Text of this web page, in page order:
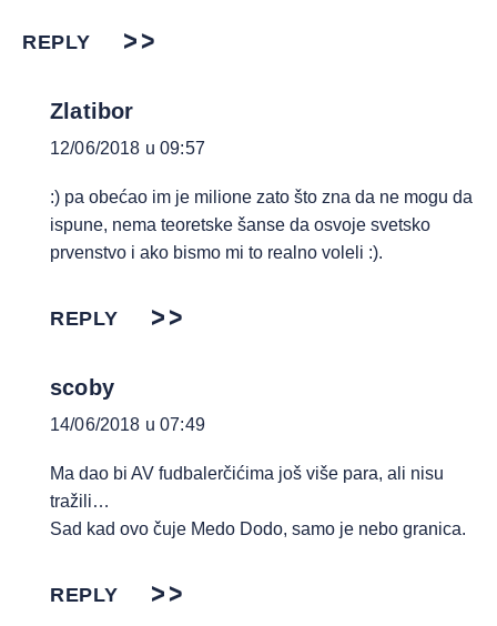
REPLY
Zlatibor
12/06/2018 u 09:57
:) pa obećao im je milione zato što zna da ne mogu da
ispune, nema teoretske šanse da osvoje svetsko
prvenstvo i ako bismo mi to realno voleli :).
REPLY
scoby
14/06/2018 u 07:49
Ma dao bi AV fudbalerčićima još više para, ali nisu
tražili…
Sad kad ovo čuje Medo Dodo, samo je nebo granica.
REPLY